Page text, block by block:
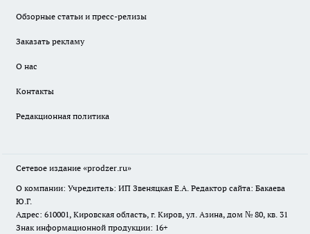
Обзорные статьи и пресс-релизы
Заказать рекламу
О нас
Контакты
Редакционная политика
Сетевое издание «prodzer.ru»
О компании: Учредитель: ИП Звеняцкая Е.А. Редактор сайта: Бакаева
Ю.Г.
Адрес: 610001, Кировская область, г. Киров, ул. Азина, дом № 80, кв. 31
Знак информационной продукции: 16+